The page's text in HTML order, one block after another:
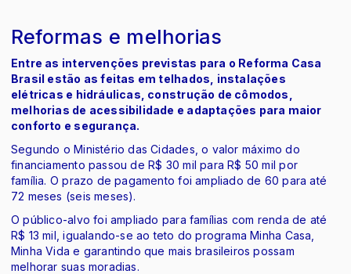
Reformas e melhorias
Entre as intervenções previstas para o Reforma Casa
Brasil estão as feitas em telhados, instalações
elétricas e hidráulicas, construção de cômodos,
melhorias de acessibilidade e adaptações para maior
conforto e segurança.
Segundo o Ministério das Cidades, o valor máximo do
financiamento passou de R$ 30 mil para R$ 50 mil por
família. O prazo de pagamento foi ampliado de 60 para até
72 meses (seis meses).
O público-alvo foi ampliado para famílias com renda de até
R$ 13 mil, igualando-se ao teto do programa Minha Casa,
Minha Vida e garantindo que mais brasileiros possam
melhorar suas moradias.